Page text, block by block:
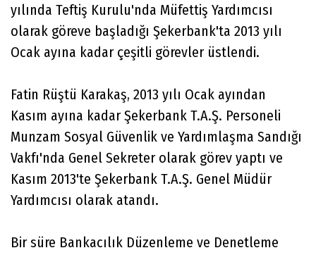
yılında Teftiş Kurulu'nda Müfettiş Yardımcısı
olarak göreve başladığı Şekerbank'ta 2013 yılı
Ocak ayına kadar çeşitli görevler üstlendi.
Fatin Rüştü Karakaş, 2013 yılı Ocak ayından
Kasım ayına kadar Şekerbank T.A.Ş. Personeli
Munzam Sosyal Güvenlik ve Yardımlaşma Sandığı
Vakfı'nda Genel Sekreter olarak görev yaptı ve
Kasım 2013'te Şekerbank T.A.Ş. Genel Müdür
Yardımcısı olarak atandı.
Bir süre Bankacılık Düzenleme ve Denetleme